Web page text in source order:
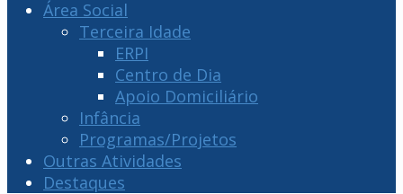
Área Social
Terceira Idade
ERPI
Centro de Dia
Apoio Domiciliário
Infância
Programas/Projetos
Outras Atividades
Destaques